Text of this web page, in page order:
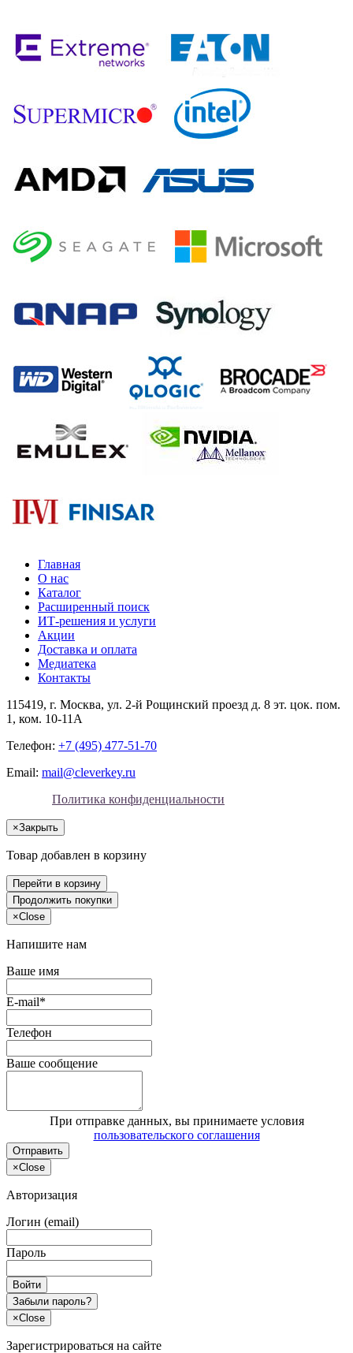
Главная
О нас
Каталог
Расширенный поиск
ИТ-решения и услуги
Акции
Доставка и оплата
Медиатека
Контакты
115419, г. Москва, ул. 2-й Рощинский проезд д. 8 эт. цок. пом.
1, ком. 10-11А
Телефон: +7 (495) 477-51-70
Email: mail@cleverkey.ru
Политика конфиденциальности
×Закрыть
Товар добавлен в корзину
Перейти в корзину
Продолжить покупки
×Close
Напишите нам
Ваше имя
E-mail*
Телефон
Ваше сообщение
При отправке данных, вы принимаете условия
пользовательского соглашения
Отправить
×Close
Авторизация
Логин (email)
Пароль
Войти
Забыли пароль?
×Close
Зарегистрироваться на сайте